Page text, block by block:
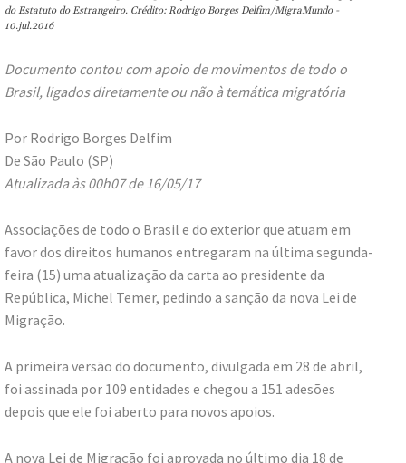
do Estatuto do Estrangeiro. Crédito: Rodrigo Borges Delfim/MigraMundo -
10.jul.2016
Documento contou com apoio de movimentos de todo o
Brasil, ligados diretamente ou não à temática migratória
Por Rodrigo Borges Delfim
De São Paulo (SP)
Atualizada às 00h07 de 16/05/17
Associações de todo o Brasil e do exterior que atuam em
favor dos direitos humanos entregaram na última segunda-
feira (15) uma atualização da carta ao presidente da
República, Michel Temer, pedindo a sanção da nova Lei de
Migração.
A primeira versão do documento, divulgada em 28 de abril,
foi assinada por 109 entidades e chegou a 151 adesões
depois que ele foi aberto para novos apoios.
A nova Lei de Migração foi aprovada no último dia 18 de